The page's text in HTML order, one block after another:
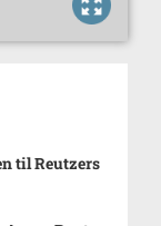
til Reutzers